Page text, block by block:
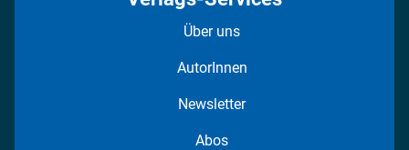
Über uns
AutorInnen
Newsletter
Abos